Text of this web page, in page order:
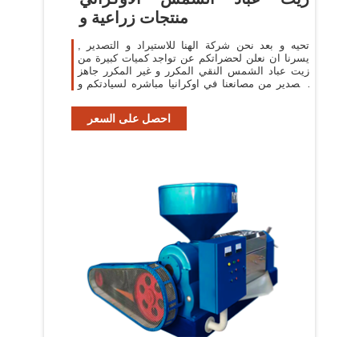
منتجات زراعية و
تحيه و بعد نحن شركة الهنا للاستيراد و التصدير ,
يسرنا ان نعلن لحضراتكم عن تواجد كميات كبيرة من
زيت عباد الشمس النقي المكرر و غير المكرر جاهز
للتصدير من مصانعنا في اوكرانيا مباشره لسيادتكم و
احصل على السعر